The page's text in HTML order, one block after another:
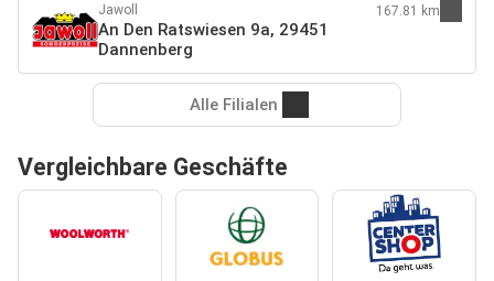
Jawoll
An Den Ratswiesen 9a, 29451
Dannenberg
167.81 km
Alle Filialen
Vergleichbare Geschäfte